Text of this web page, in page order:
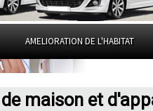
AMELIORATION DE L'HABITAT
maison et